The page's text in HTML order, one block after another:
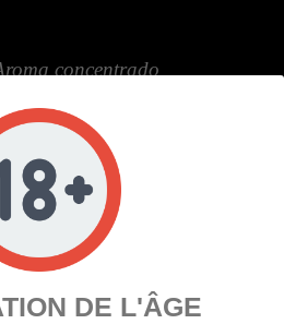
concentrado
del dragón, efecto helado
DE L'ÂGE